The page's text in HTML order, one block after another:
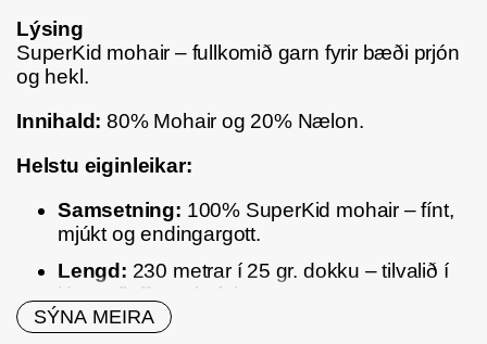
Lýsing
SuperKid mohair – fullkomið garn fyrir bæði prjón
og hekl.
Innihald: 80% Mohair og 20% Nælon.
Helstu eiginleikar:
Samsetning: 100% SuperKid mohair – fínt,
mjúkt og endingargott.
Lengd: 230 metrar í 25 gr. dokku – tilvalið í
létt og fluffy verkefni.
Prjónastærð:
SÝNA MEIRA